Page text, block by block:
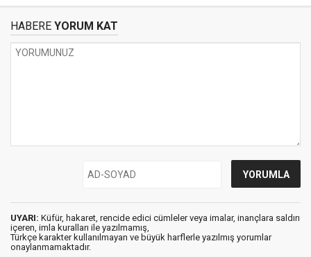
HABERE YORUM KAT
UYARI: Küfür, hakaret, rencide edici cümleler veya imalar, inançlara saldırı
içeren, imla kuralları ile yazılmamış,
Türkçe karakter kullanılmayan ve büyük harflerle yazılmış yorumlar
onaylanmamaktadır.